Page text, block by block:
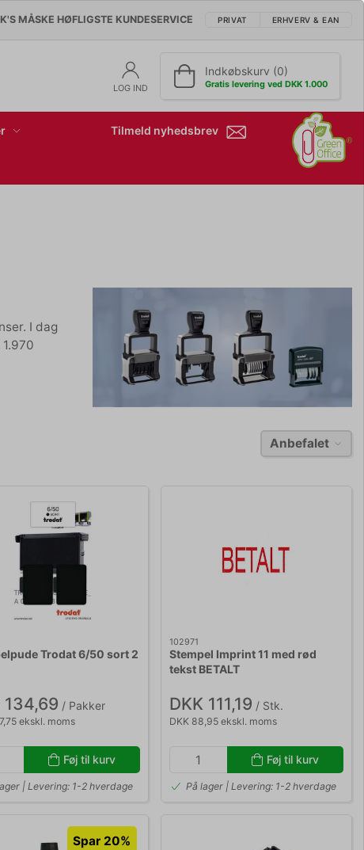
MÅSKE HØFLIGSTE KUNDESERVICE PRIVAT ERHVERV & EAN
LOG IND
Indkøbskurv (0)
Gratis levering ved DKK 1.000
Tilmeld nyhedsbrev
I dag
Anbefalet
Trodat 6/50 sort 2
134,69 / Pakker
ekskl. moms
Føj til kurv
| Levering: 1-2 hverdage
102971
Stempel Imprint 11 med rød
tekst BETALT
DKK 111,19 / Stk.
DKK 88,95 ekskl. moms
Føj til kurv
På lager | Levering: 1-2 hverdage
Spar 20%